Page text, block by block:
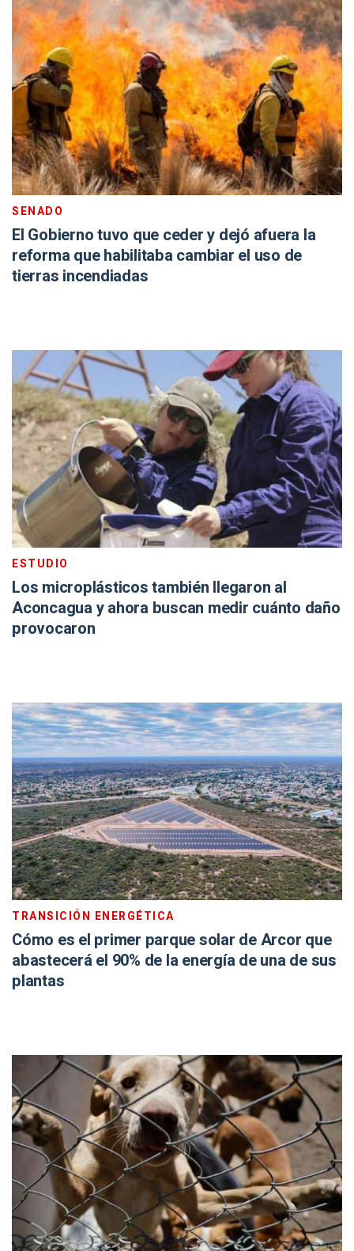
SENADO
El Gobierno tuvo que ceder y dejó afuera la
reforma que habilitaba cambiar el uso de
tierras incendiadas
ESTUDIO
Los microplásticos también llegaron al
Aconcagua y ahora buscan medir cuánto daño
provocaron
TRANSICIÓN ENERGÉTICA
Cómo es el primer parque solar de Arcor que
abastecerá el 90% de la energía de una de sus
plantas